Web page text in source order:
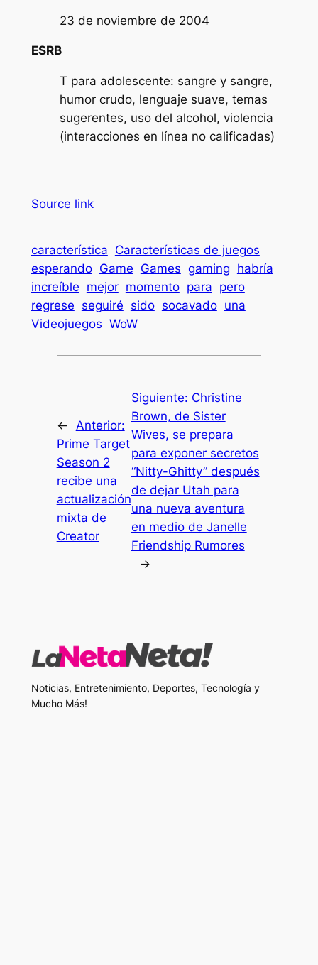
23 de noviembre de 2004
ESRB
T para adolescente: sangre y sangre,
humor crudo, lenguaje suave, temas
sugerentes, uso del alcohol, violencia
(interacciones en línea no calificadas)
Source link
característica Características de juegos
esperando Game Games gaming habría
increíble mejor momento para pero
regrese seguiré sido socavado una
Videojuegos WoW
←
Anterior:
Prime Target
Season 2
recibe una
actualización
mixta de
Creator
Siguiente: Christine
Brown, de Sister
Wives, se prepara
para exponer secretos
“Nitty-Ghitty” después
de dejar Utah para
una nueva aventura
en medio de Janelle
Friendship Rumores
→
Noticias, Entretenimiento, Deportes, Tecnología y
Mucho Más!